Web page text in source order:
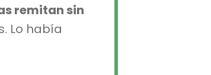
remitan sin
Lo había